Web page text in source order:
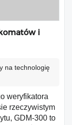
i
na technologię
weryfikatora
rzeczywistym
GDM-300 to